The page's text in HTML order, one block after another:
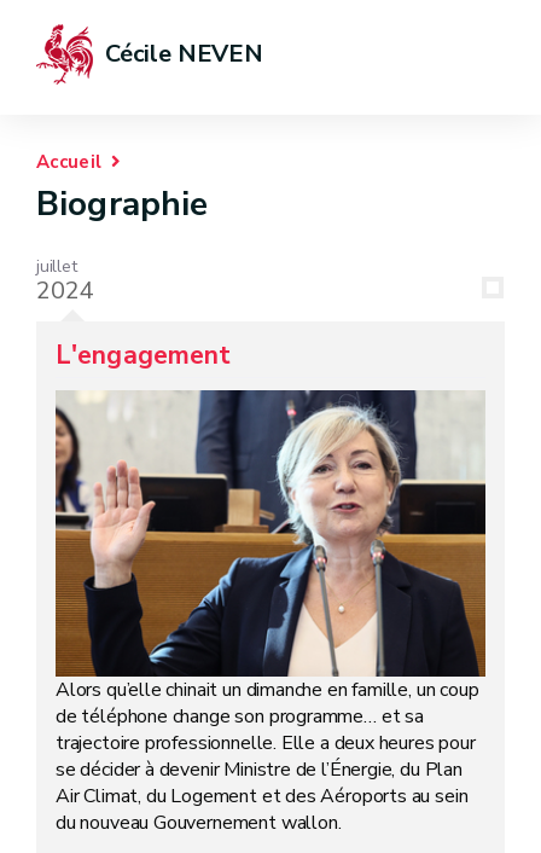
Cécile NEVEN
Accueil
Biographie
juillet
2024
L'engagement
Alors qu’elle chinait un dimanche en famille, un coup
de téléphone change son programme… et sa
trajectoire professionnelle. Elle a deux heures pour
se décider à devenir Ministre de l’Énergie, du Plan
Air Climat, du Logement et des Aéroports au sein
du nouveau Gouvernement wallon.